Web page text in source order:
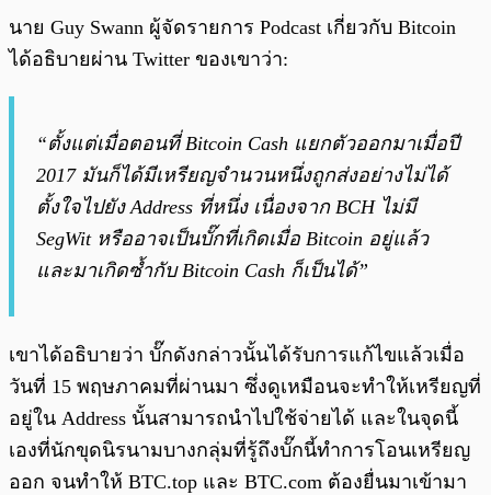
นาย Guy Swann ผู้จัดรายการ Podcast เกี่ยวกับ Bitcoin
ได้อธิบายผ่าน Twitter ของเขาว่า:
“ตั้งแต่เมื่อตอนที่ Bitcoin Cash แยกตัวออกมาเมื่อปี
2017 มันก็ได้มีเหรียญจำนวนหนึ่งถูกส่งอย่างไม่ได้
ตั้งใจไปยัง Address ที่หนึ่ง เนื่องจาก BCH ไม่มี
SegWit หรืออาจเป็นบั๊กที่เกิดเมื่อ Bitcoin อยู่แล้ว
และมาเกิดซ้ำกับ Bitcoin Cash ก็เป็นได้”
เขาได้อธิบายว่า บั๊กดังกล่าวนั้นได้รับการแก้ไขแล้วเมื่อ
วันที่ 15 พฤษภาคมที่ผ่านมา ซึ่งดูเหมือนจะทำให้เหรียญที่
อยู่ใน Address นั้นสามารถนำไปใช้จ่ายได้ และในจุดนี้
เองที่นักขุดนิรนามบางกลุ่มที่รู้ถึงบั๊กนี้ทำการโอนเหรียญ
ออก จนทำให้ BTC.top และ BTC.com ต้องยื่นมาเข้ามา